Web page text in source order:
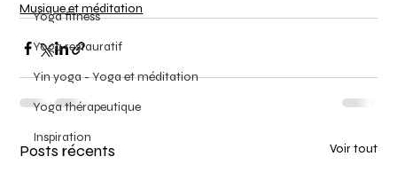
Yoga fitness
Yoga restauratif
Yin yoga - Yoga et méditation
Yoga thérapeutique
Inspiration
Musique et méditation
Posts récents Voir tout